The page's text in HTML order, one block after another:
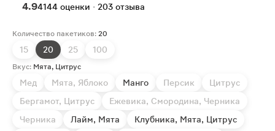
4.94144 оценки · 203 отзыва
Количество пакетиков: 20
15 20 25 100
Вкус: Мята, Цитрус
Мед Мята, Яблоко Манго Персик
Цитрус
Бергамот, Цитрус
Ежевика, Смородина, Черника
Черника
Лайм, Мята
Клубника, Мята, Цитрус